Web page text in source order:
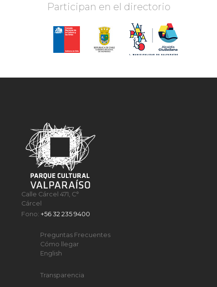
Participan en el directorio
Calle Cárcel 471, C°
Cárcel
Fono:+56 32 235 9400
Preguntas Frecuentes
Cómo llegar
English
Transparencia